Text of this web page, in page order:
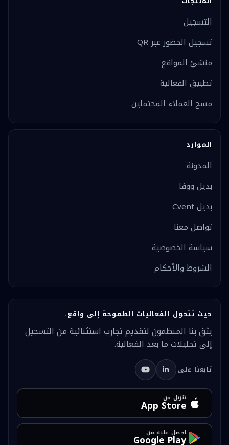
التسجيل
تسجيل الحضور عبر QR
منشئ المواقع
تطبيق الفعالية
مسح العملاء المحتملين
الموارد
المدونة
بديل ووفا
بديل Cvent
تواصل معنا
سياسة الخصوصية
الشروط والأحكام
حيث تتحول الفعاليات الطموحة إلى واقع.
يثق بنا المنظمون لتقديم تجارب استثنائية من التسجيل
إلى تحليلات ما بعد الفعالية.
تابعنا على
تنزيل من
App Store
احصل عليه من
Google Play